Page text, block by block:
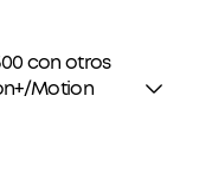
con otros
Motion